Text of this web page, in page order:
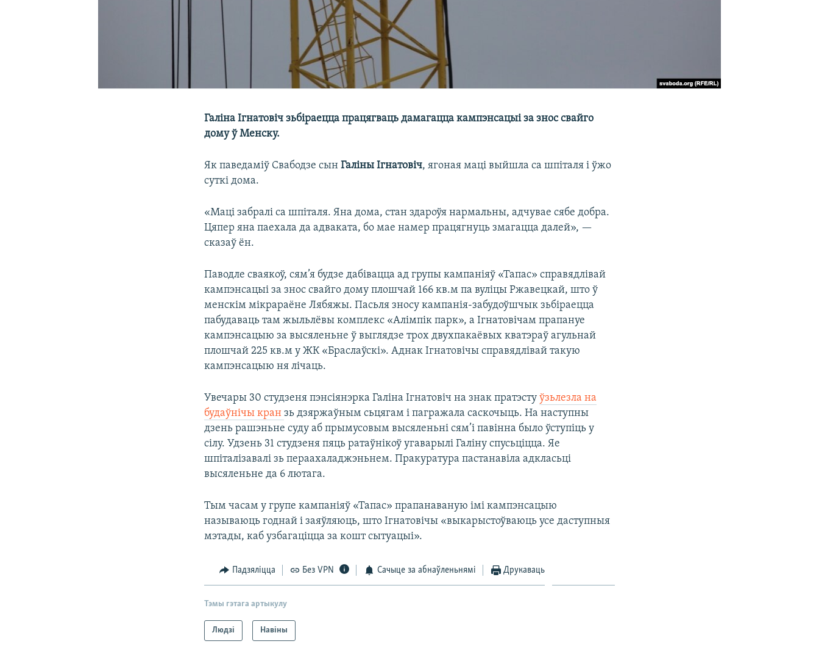
Галіна Ігнатовіч зьбіраецца працягваць дамагацца кампэнсацыі за знос свайго
дому ў Менску.
Як паведаміў Свабодзе сынГаліны Ігнатовіч, ягоная маці выйшла са шпіталя і ўжо
суткі дома.
«Маці забралі са шпіталя. Яна дома, стан здароўя нармальны, адчувае сябе добра.
Цяпер яна паехала да адваката, бо мае намер працягнуць змагацца далей», —
сказаў ён.
Паводле сваякоў, сям’я будзе дабівацца ад групы кампаніяў «Тапас» справядлівай
кампэнсацыі за знос свайго дому плошчай 166 кв.м па вуліцы Ржавецкай, што ў
менскім мікрараёне Лябяжы. Пасьля зносу кампанія-забудоўшчык зьбіраецца
пабудаваць там жыльлёвы комплекс «Алімпік парк», а Ігнатовічам прапануе
кампэнсацыю за высяленьне ў выглядзе трох двухпакаёвых кватэраў агульнай
плошчай 225 кв.м у ЖК «Браслаўскі». Аднак Ігнатовічы справядлівай такую
кампэнсацыю ня лічаць.
Увечары 30 студзеня пэнсіянэрка Галіна Ігнатовіч на знак пратэстуўзьлезла на
будаўнічы кранзь дзяржаўным сьцягам і пагражала саскочыць. На наступны
дзень рашэньне суду аб прымусовым высяленьні сям’і павінна было ўступіць у
сілу. Удзень 31 студзеня пяць ратаўнікоў угаварылі Галіну спусьціцца. Яе
шпіталізавалі зь пераахаладжэньнем. Пракуратура пастанавіла адкласьці
высяленьне да 6 лютага.
Тым часам у групе кампаніяў «Тапас» прапанаваную імі кампэнсацыю
называюць годнай і заяўляюць, што Ігнатовічы «выкарыстоўваюць усе даступныя
мэтады, каб узбагаціцца за кошт сытуацыі».
Падзяліцца Без VPN Сачыце за абнаўленьнямі Друкаваць
Тэмы гэтага артыкулу
Людзі Навіны